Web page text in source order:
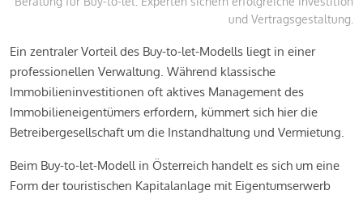
und Vertragsgestaltung.
Ein zentraler Vorteil des Buy-to-let-Modells liegt in einer
professionellen Verwaltung. Während klassische
Immobilieninvestitionen oft aktives Management des
Immobilieneigentümers erfordern, kümmert sich hier die
Betreibergesellschaft um die Instandhaltung und Vermietung.
Beim Buy-to-let-Modell in Österreich handelt es sich um eine
Form der touristischen Kapitalanlage mit Eigentumserwerb